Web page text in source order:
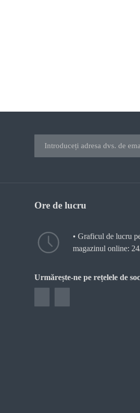
Ore de lucru
• Graficul de lucru
magazinul online:
Urmărește-ne pe rețelele de